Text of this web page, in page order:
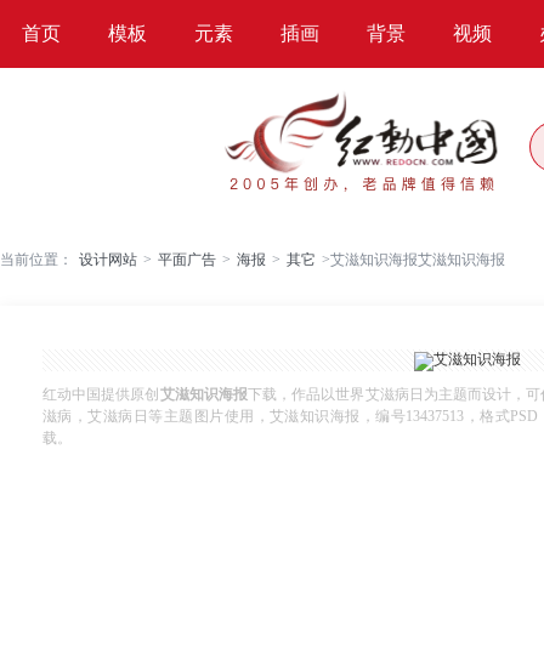
首页 模板 元素 插画 背景 视频
当前位置： 设计网站 > 平面广告 > 海报 > 其它 >艾滋知识海报艾滋知识海报
红动中国提供原创 艾滋知识海报下载，作品以世界艾滋病日为主题而设计，
滋病，艾滋病日等主题图片使用，艾滋知识海报，编号13437513，格式
载。